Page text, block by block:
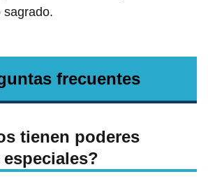
sagrado.
frecuentes
tienen poderes